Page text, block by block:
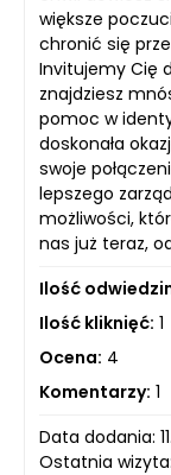
większe
chronić się
Invitujemy Cię
znajdziesz
pomoc w
doskonała
swoje
lepszego
możliwości,
nas już teraz,
Ilość
Ilość kliknięć: 1
Ocena: 4
Komentarzy: 1
Data dodania:
Ostatnia